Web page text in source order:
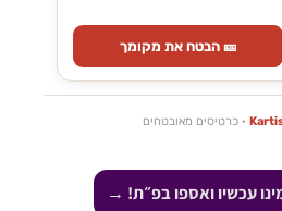
🎫 הבטח את מקומך
· כרטיסים מאובטחים
עכשיו ואספו בפ״ת! →